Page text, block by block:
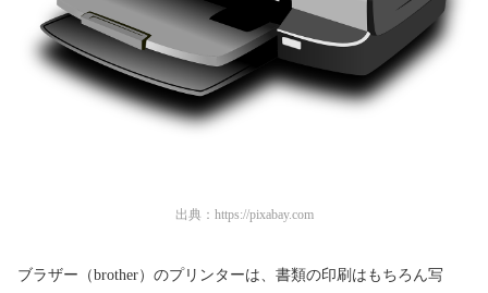
出典： https://pixabay.com
ブラザー（brother）のプリンターは、書類の印刷はもちろん写